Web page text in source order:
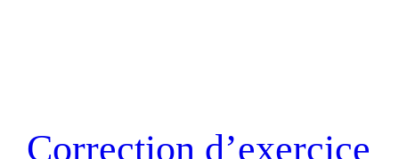
Correction d’exercice